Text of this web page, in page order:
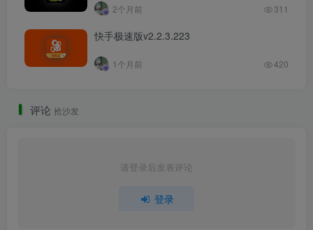
2个月前 311
快手极速版v2.2.3.223
1个月前 420
评论 抢沙发
请登录后发表评论
登录